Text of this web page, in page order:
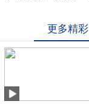
更多精彩